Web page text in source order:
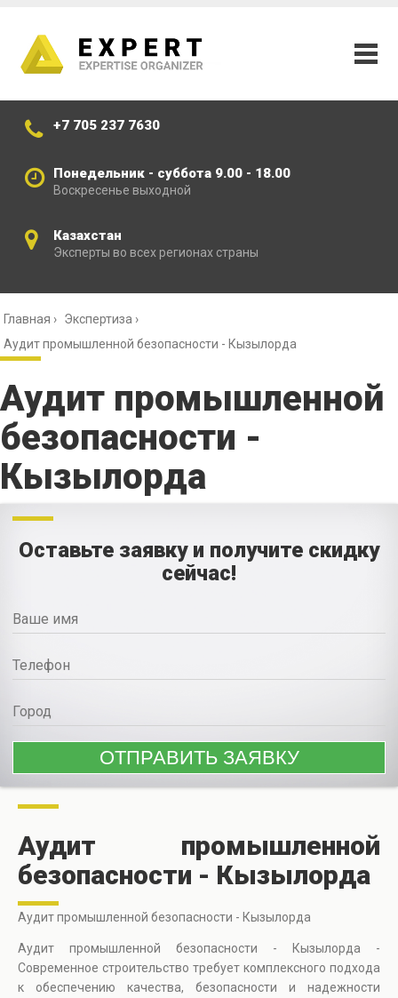
+7 705 237 7630
Понедельник - суббота 9.00 - 18.00
Воскресенье выходной
Казахстан
Эксперты во всех регионах страны
Главная › Экспертиза ›
Аудит промышленной безопасности - Кызылорда
Аудит промышленной
безопасности -
Кызылорда
Оставьте заявку и получите скидку
сейчас!
Аудит промышленной
безопасности - Кызылорда
Аудит промышленной безопасности - Кызылорда
Аудит промышленной безопасности - Кызылорда -
Современное строительство требует комплексного подхода
к обеспечению качества, безопасности и надежности